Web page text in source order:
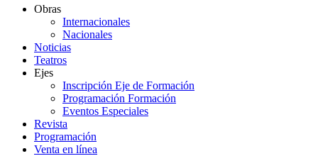
Obras
Internacionales
Nacionales
Noticias
Teatros
Ejes
Inscripción Eje de Formación
Programación Formación
Eventos Especiales
Revista
Programación
Venta en línea